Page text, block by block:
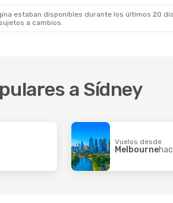
Sídney - Lima
estaban disponibles durante los últimos 20
a cambios.
a Sídney
Vuelos desde
Melbourne